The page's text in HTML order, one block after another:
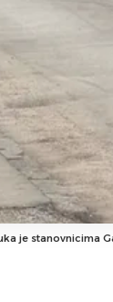
je stanovnicima